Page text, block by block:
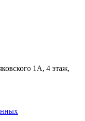
1А, 4 этаж,